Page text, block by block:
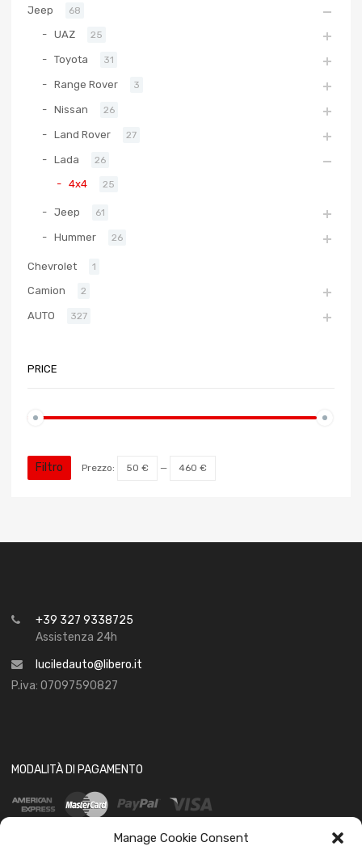
Manage Cookie Consent
Jeep 68
UAZ 25
Toyota 31
Range Rover 3
Nissan 26
Land Rover 27
Lada 26
4x4 25
Jeep 61
Hummer 26
Chevrolet 1
Camion 2
AUTO 327
PRICE
Filtro Prezzo: 50 € — 460 €
+39 327 9338725
Assistenza 24h
luciledauto@libero.it
P.iva: 07097590827
MODALITÀ DI PAGAMENTO